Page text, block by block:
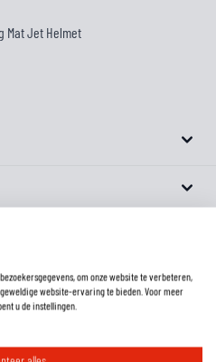
Mat Jet Helmet
om onze website te verbeteren,
website-ervaring te bieden. Voor meer
u de instellingen.